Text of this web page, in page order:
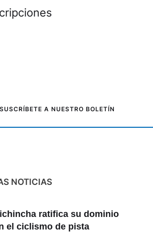
SUSCRÍBETE A NUESTRO BOLETÍN
NOTICIAS
ratifica su dominio
el ciclismo de pista